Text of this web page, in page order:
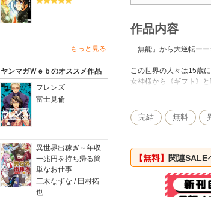
もっと見る
ヤンマガＷｅｂのオススメ作品
フレンズ
富士見倫
異世界出稼ぎ～年収
一兆円を持ち帰る簡
単なお仕事
三木なずな / 田村拓
也
作品内容
「無能」から大逆転ー
この世界の人々は15歳に
女神様から《ギフト》
なぜか《ギフト》はま
実家から無能と蔑まれ
その能力《転生者》に
この世界で最強の魔法
一度目の人生の全てを
前世で極めた魔法で”幸
完結 無料
【無料】 関連SALE